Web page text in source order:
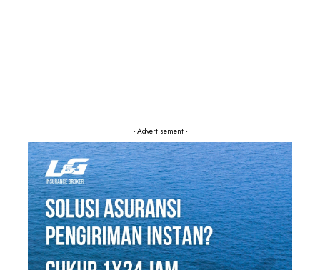
- Advertisement -